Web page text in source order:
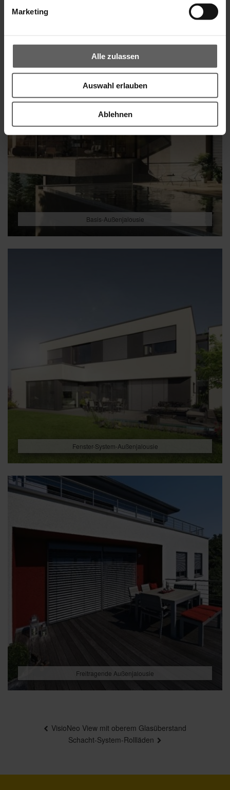
Marketing
Alle zulassen
Auswahl erlauben
Ablehnen
Basis-Außenjalousie
Fenster-System-Außenjalousie
Freitragende Außenjalousie
VisioNeo View mit oberem Glasüberstand
Schacht-System-Rollläden